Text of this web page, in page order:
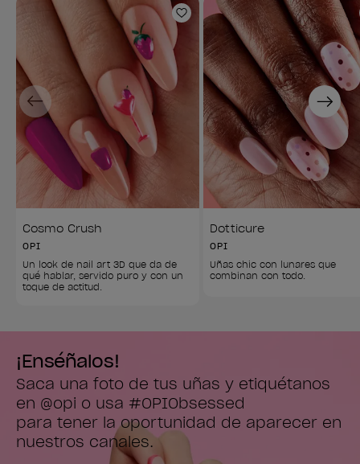
Añadir a la lista de deseos
Cosmo Crush
OPI
Un look de nail art 3D que da de
qué hablar, servido puro y con un
toque de actitud.
Dotticure
OPI
Uñas chic con lunares que
combinan con todo.
Previous Next
¡Enséñalos!
Saca una foto de tus uñas y etiquétanos
en @opi o usa #OPIObsessed
para tener la oportunidad de aparecer en
nuestros canales.